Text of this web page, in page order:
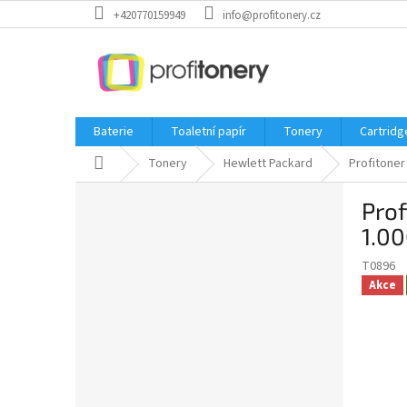
na
+420770159949 info@profitonery.cz
Baterie Toaletní papír Tonery
Domů Tonery Hewlett Packard Profitoner
T0896
Akce